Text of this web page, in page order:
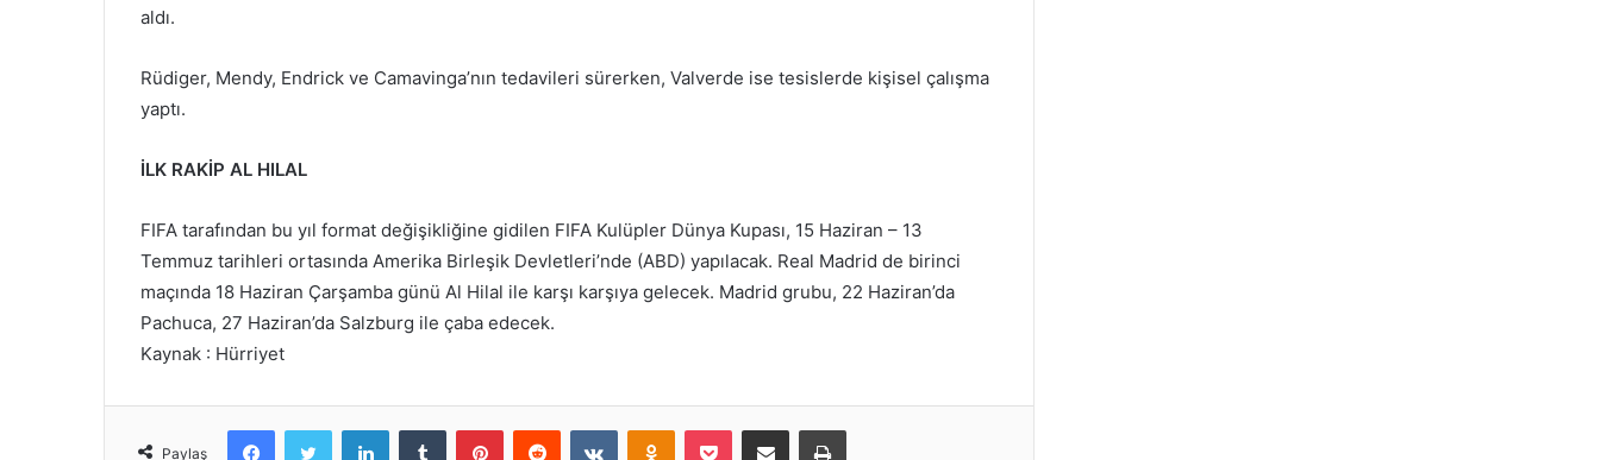
aldı.
Rüdiger, Mendy, Endrick ve Camavinga’nın tedavileri sürerken, Valverde ise tesislerde kişisel çalışma
yaptı.
İLK RAKİP AL HILAL
FIFA tarafından bu yıl format değişikliğine gidilen FIFA Kulüpler Dünya Kupası, 15 Haziran – 13
Temmuz tarihleri ortasında Amerika Birleşik Devletleri’nde (ABD) yapılacak. Real Madrid de birinci
maçında 18 Haziran Çarşamba günü Al Hilal ile karşı karşıya gelecek. Madrid grubu, 22 Haziran’da
Pachuca, 27 Haziran’da Salzburg ile çaba edecek.
Kaynak : Hürriyet
Paylaş
FacebookTwitter LinkedInTumblr PinterestReddit VKontakteOdnoklassniki
Pocket E-Posta ile paylaş Yazdır